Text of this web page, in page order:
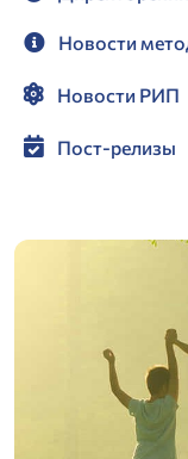
Новости
Новости РИП
Пост-релизы